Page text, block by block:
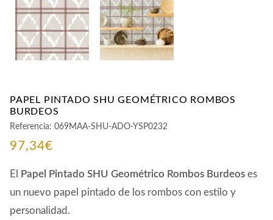
PAPEL PINTADO SHU GEOMÉTRICO ROMBOS
BURDEOS
Referencia: 069MAA-SHU-ADO-YSP0232
97,34€
El Papel Pintado SHU Geométrico Rombos Burdeos es
un nuevo papel pintado de los rombos con estilo y
personalidad.